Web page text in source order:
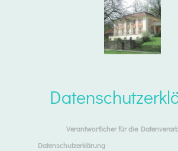
Verantwortlicher für die
Datenschutzerklärung